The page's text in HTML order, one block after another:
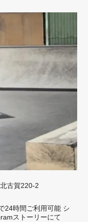
古賀220-2
24時間ご利用可能 シ
ストーリーにて